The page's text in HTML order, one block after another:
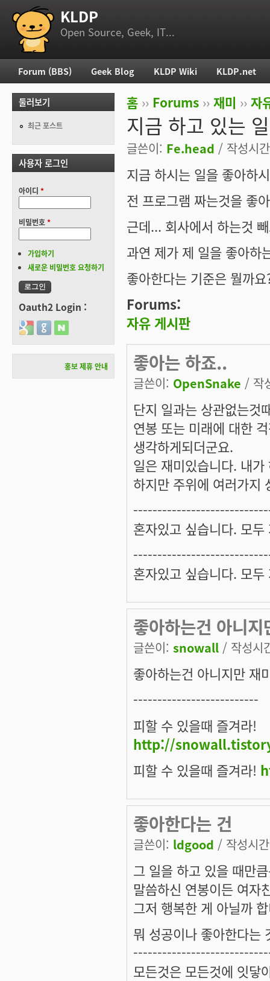
부 메뉴 KLDP
Open Source, Geek, IT...
현재 위치
홈 ›› Forums ›› 재미 ›› 자
지금 하고 있는
글쓴이: Fe.head / 작성시
지금 하시는 일을 좋아하
전 프로그램 짜는것을 좋
근데... 회사에서 하는것
과연 제가 제 일을 좋아하
좋아한다는 기준은 뭘까요
Forums:
자유 게시판
좋아는 하죠..
글쓴이: OpenSnake / 작
단지 일과는 상관없는것
연봉 또는 미래에 대한
생각하게되더군요.
일은 재미있습니다. 내
하지만 주위에 여러가지
혼자있고 싶습니다. 모
혼자있고 싶습니다. 모
좋아하는건 아니지
글쓴이: snowall / 작성시
좋아하는건 아니지만 재
--------------------------
피할 수 있을때 즐겨라!
http://
피할 수 있을때 즐겨라!
좋아한다는 건
글쓴이: ldgood / 작성시
그 일을 하고 있을 때만
말씀하신 연봉이든 여자
그저 행복한 게 아닐까
뭐 성공이나 좋아한다는
모든것은 모든것에 잇닿
주 메뉴
Forum (BBS) Geek Blog KLDP Wiki KLDP.net
둘러보기
최근 포스트
사용자 로그인
아이디 *
비밀번호*
가입하기
새로운 비밀번호 요청하기
Oauth2 Login :
Login with Google
Login with GitHub
Login with Naver
홍보 제휴 안내